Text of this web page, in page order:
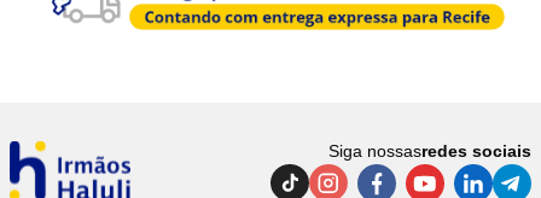
Siga nossasredes sociais